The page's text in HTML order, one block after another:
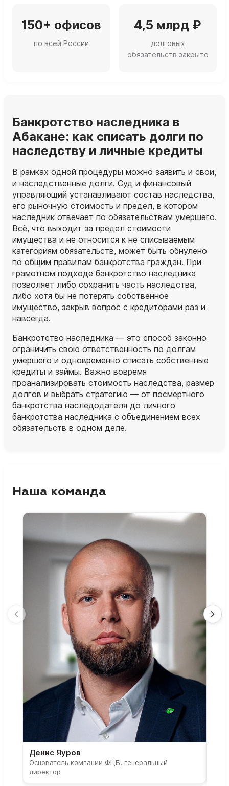
150+ офисов
по всей России
4,5 млрд ₽
долговых
обязательств закрыто
Банкротство наследника в
Абакане: как списать долги по
наследству и личные кредиты
В рамках одной процедуры можно заявить и свои,
и наследственные долги. Суд и финансовый
управляющий устанавливают состав наследства,
его рыночную стоимость и предел, в котором
наследник отвечает по обязательствам умершего.
Всё, что выходит за предел стоимости
имущества и не относится к не списываемым
категориям обязательств, может быть обнулено
по общим правилам банкротства граждан. При
грамотном подходе банкротство наследника
позволяет либо сохранить часть наследства,
либо хотя бы не потерять собственное
имущество, закрыв вопрос с кредиторами раз и
навсегда.
Банкротство наследника — это способ законно
ограничить свою ответственность по долгам
умершего и одновременно списать собственные
кредиты и займы. Важно вовремя
проанализировать стоимость наследства, размер
долгов и выбрать стратегию — от посмертного
банкротства наследодателя до личного
банкротства наследника с объединением всех
обязательств в одном деле.
Наша команда
Денис Яуров
Основатель компании ФЦБ, генеральный
директор